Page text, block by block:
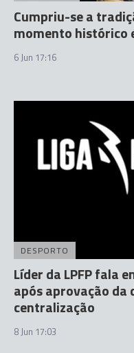
Cumpriu-se a
momento histórico
6 Jun 17:16
DESPORTO
Líder da LPFP fala
após aprovação
centralização
8 Jun 17:03